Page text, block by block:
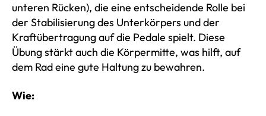
unteren Rücken), die eine entscheidende Rolle bei
der Stabilisierung des Unterkörpers und der
Kraftübertragung auf die Pedale spielt. Diese
Übung stärkt auch die Körpermitte, was hilft, auf
dem Rad eine gute Haltung zu bewahren.
Wie: